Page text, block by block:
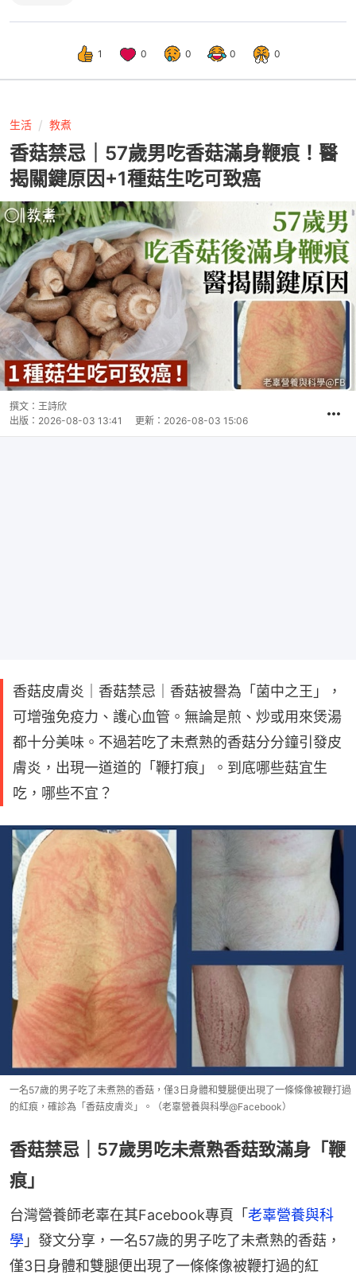
1 0 0 0 0
生活 教煮
香菇禁忌｜57歲男吃香菇滿身鞭痕！醫
揭關鍵原因+1種菇生吃可致癌
撰文： 王詩欣
出版： 2026-08-03 13:41 更新： 2026-08-03 15:06
香菇皮膚炎｜香菇禁忌｜香菇被譽為「菌中之王」，
可增強免疫力、護心血管。無論是煎、炒或用來煲湯
都十分美味。不過若吃了未煮熟的香菇分分鐘引發皮
膚炎，出現一道道的「鞭打痕」。到底哪些菇宜生
吃，哪些不宜？
一名57歲的男子吃了未煮熟的香菇，僅3日身體和雙腿便出現了一條條像被鞭打過
的紅痕，確診為「香菇皮膚炎」。（老辜營養與科學@Facebook）
香菇禁忌｜57歲男吃未煮熟香菇致滿身「鞭
痕」
台灣營養師老辜在其Facebook專頁「 老辜營養與科
學 」發文分享，一名57歲的男子吃了未煮熟的香菇，
僅3日身體和雙腿便出現了一條條像被鞭打過的紅